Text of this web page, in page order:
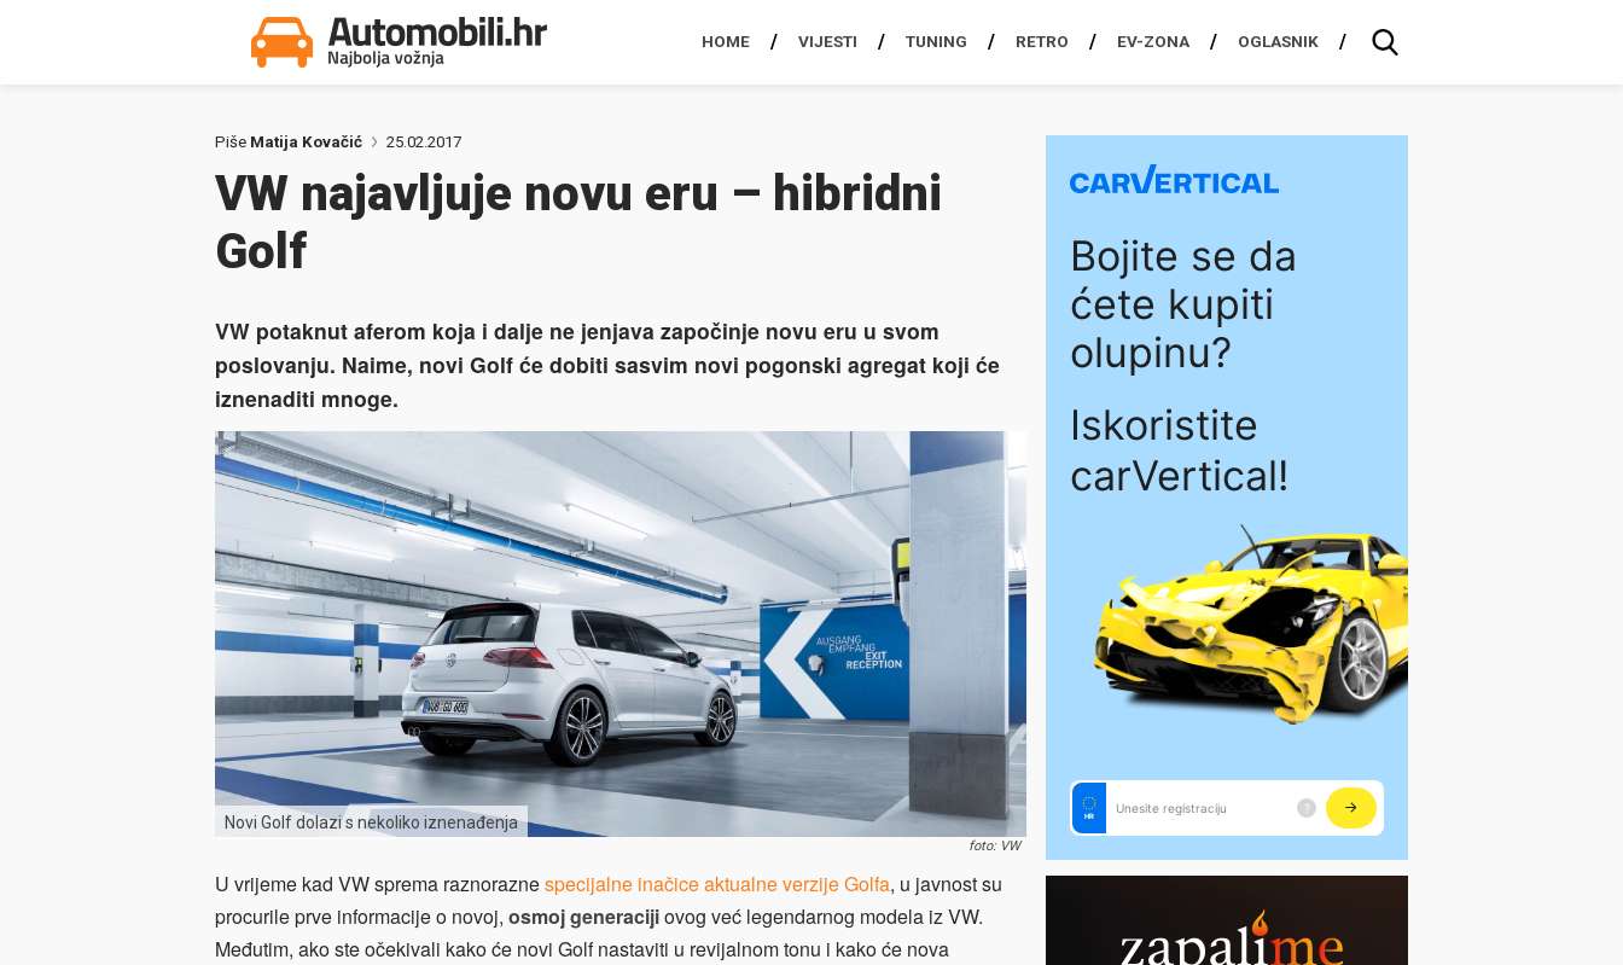
HOME VIJESTI TUNING RETRO EV-ZONA OGLASNIK
Piše Matija Kovačić 25.02.2017
VW najavljuje novu eru – hibridni
Golf
VW potaknut aferom koja i dalje ne jenjava započinje novu eru u svom
poslovanju. Naime, novi Golf će dobiti sasvim novi pogonski agregat koji će
iznenaditi mnoge.
Novi Golf dolazi s nekoliko iznenađenja
foto: VW
U vrijeme kad VW sprema raznoraznespecijalne inačice aktualne verzije Golfa, u javnost su
procurile prve informacije o novoj, osmoj generacijiovog već legendarnog modela iz VW.
Međutim, ako ste očekivali kako će novi Golf nastaviti u revijalnom tonu i kako će nova